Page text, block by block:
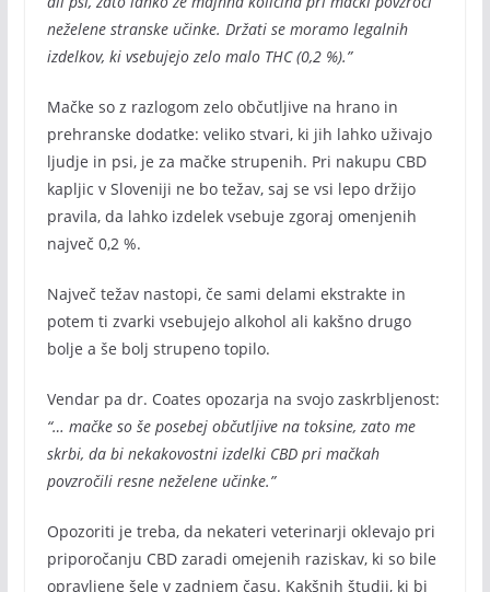
neželene stranske učinke. Držati se moramo legalnih
izdelkov, ki vsebujejo zelo malo THC (0,2 %).”
Mačke so z razlogom zelo občutljive na hrano in
prehranske dodatke: veliko stvari, ki jih lahko uživajo
ljudje in psi, je za mačke strupenih. Pri nakupu CBD
kapljic v Sloveniji ne bo težav, saj se vsi lepo držijo
pravila, da lahko izdelek vsebuje zgoraj omenjenih
največ 0,2 %.
Največ težav nastopi, če sami delami ekstrakte in
potem ti zvarki vsebujejo alkohol ali kakšno drugo
bolje a še bolj strupeno topilo.
Vendar pa dr. Coates opozarja na svojo zaskrbljenost:
“… mačke so še posebej občutljive na toksine, zato me
skrbi, da bi nekakovostni izdelki CBD pri mačkah
povzročili resne neželene učinke.”
Opozoriti je treba, da nekateri veterinarji oklevajo pri
priporočanju CBD zaradi omejenih raziskav, ki so bile
opravljene šele v zadnjem času. Kakšnih študij, ki bi